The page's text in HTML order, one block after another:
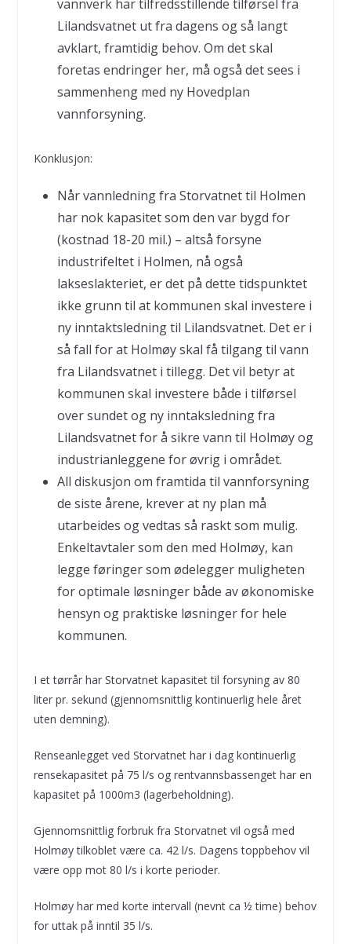
vannverk har tilfredsstillende tilførsel fra
Lilandsvatnet ut fra dagens og så langt
avklart, framtidig behov. Om det skal
foretas endringer her, må også det sees i
sammenheng med ny Hovedplan
vannforsyning.
Konklusjon:
Når vannledning fra Storvatnet til Holmen
har nok kapasitet som den var bygd for
(kostnad 18-20 mil.) – altså forsyne
industrifeltet i Holmen, nå også
lakseslakteriet, er det på dette tidspunktet
ikke grunn til at kommunen skal investere i
ny inntaktsledning til Lilandsvatnet. Det er i
så fall for at Holmøy skal få tilgang til vann
fra Lilandsvatnet i tillegg. Det vil betyr at
kommunen skal investere både i tilførsel
over sundet og ny inntaksledning fra
Lilandsvatnet for å sikre vann til Holmøy og
industrianleggene for øvrig i området.
All diskusjon om framtida til vannforsyning
de siste årene, krever at ny plan må
utarbeides og vedtas så raskt som mulig.
Enkeltavtaler som den med Holmøy, kan
legge føringer som ødelegger muligheten
for optimale løsninger både av økonomiske
hensyn og praktiske løsninger for hele
kommunen.
I et tørrår har Storvatnet kapasitet til forsyning av 80
liter pr. sekund (gjennomsnittlig kontinuerlig hele året
uten demning).
Renseanlegget ved Storvatnet har i dag kontinuerlig
rensekapasitet på 75 l/s og rentvannsbassenget har en
kapasitet på 1000m3 (lagerbeholdning).
Gjennomsnittlig forbruk fra Storvatnet vil også med
Holmøy tilkoblet være ca. 42 l/s. Dagens toppbehov vil
være opp mot 80 l/s i korte perioder.
Holmøy har med korte intervall (nevnt ca ½ time) behov
for uttak på inntil 35 l/s.